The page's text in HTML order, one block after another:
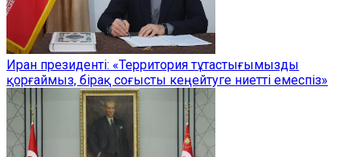
Иран президенті: «Территория тұтастығымызды
қорғаймыз, бірақ соғысты кеңейтуге ниетті емеспіз»